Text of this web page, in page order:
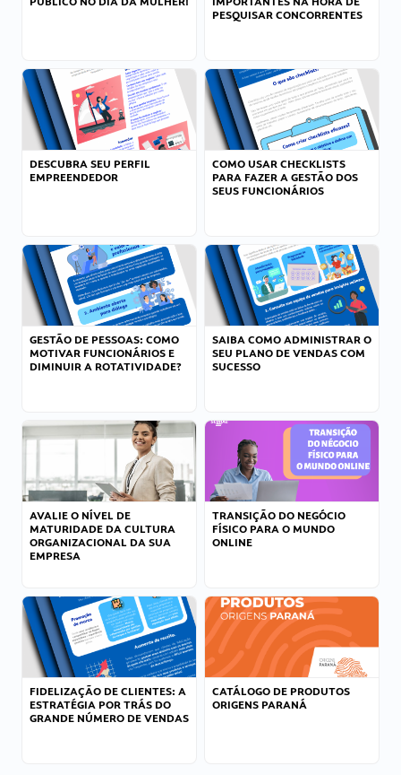
PESQUISAR CONCORRENTES
DESCUBRA SEU PERFIL
EMPREENDEDOR
COMO USAR CHECKLISTS
PARA FAZER A GESTÃO DOS
SEUS FUNCIONÁRIOS
GESTÃO DE PESSOAS: COMO
MOTIVAR FUNCIONÁRIOS E
DIMINUIR A ROTATIVIDADE?
SAIBA COMO ADMINISTRAR O
SEU PLANO DE VENDAS COM
SUCESSO
AVALIE O NÍVEL DE
MATURIDADE DA CULTURA
ORGANIZACIONAL DA SUA
EMPRESA
TRANSIÇÃO DO NEGÓCIO
FÍSICO PARA O MUNDO
ONLINE
FIDELIZAÇÃO DE CLIENTES: A
ESTRATÉGIA POR TRÁS DO
GRANDE NÚMERO DE VENDAS
CATÁLOGO DE PRODUTOS
ORIGENS PARANÁ